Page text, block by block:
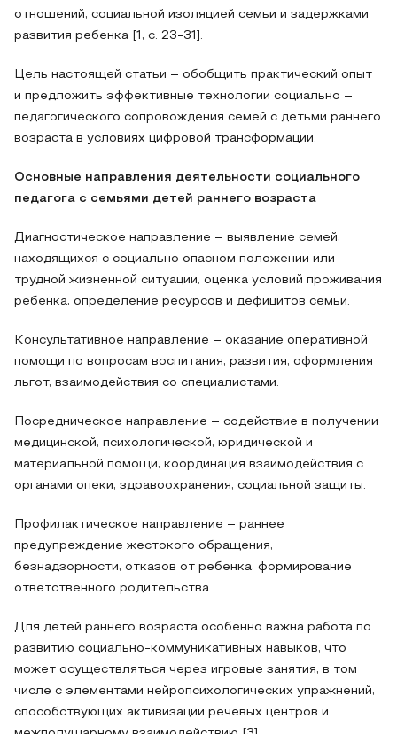
отношений, социальной изоляцией семьи и задержками
развития ребенка [1, с. 23-31].
Цель настоящей статьи – обобщить практический опыт
и предложить эффективные технологии социально –
педагогического сопровождения семей с детьми раннего
возраста в условиях цифровой трансформации.
Основные направления деятельности социального
педагога с семьями детей раннего возраста
Диагностическое направление – выявление семей,
находящихся с социально опасном положении или
трудной жизненной ситуации, оценка условий проживания
ребенка, определение ресурсов и дефицитов семьи.
Консультативное направление – оказание оперативной
помощи по вопросам воспитания, развития, оформления
льгот, взаимодействия со специалистами.
Посредническое направление – содействие в получении
медицинской, психологической, юридической и
материальной помощи, координация взаимодействия с
органами опеки, здравоохранения, социальной защиты.
Профилактическое направление – раннее
предупреждение жестокого обращения,
безнадзорности, отказов от ребенка, формирование
ответственного родительства.
Для детей раннего возраста особенно важна работа по
развитию социально-коммуникативных навыков, что
может осуществляться через игровые занятия, в том
числе с элементами нейропсихологических упражнений,
способствующих активизации речевых центров и